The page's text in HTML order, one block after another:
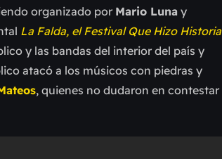
organizado por Mario Luna y
La Falda, el Festival Que Hizo Historia
y las bandas del interior del país y
atacó a los músicos con piedras y
, quienes no dudaron en contestar